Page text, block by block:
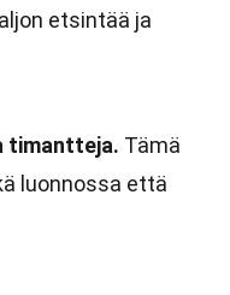
etsintää ja
timantteja. Tämä
luonnossa että